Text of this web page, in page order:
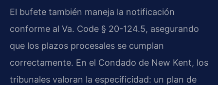
El bufete también maneja la notificación
conforme al Va. Code § 20-124.5, asegurando
que los plazos procesales se cumplan
correctamente. En el Condado de New Kent, los
tribunales valoran la especificidad: un plan de